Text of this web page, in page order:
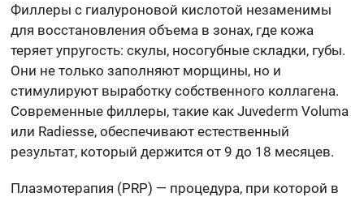
Филлеры с гиалуроновой кислотой незаменимы
для восстановления объема в зонах, где кожа
теряет упругость: скулы, носогубные складки, губы.
Они не только заполняют морщины, но и
стимулируют выработку собственного коллагена.
Современные филлеры, такие как Juvederm Voluma
или Radiesse, обеспечивают естественный
результат, который держится от 9 до 18 месяцев.
Плазмотерапия (PRP) — процедура, при которой в